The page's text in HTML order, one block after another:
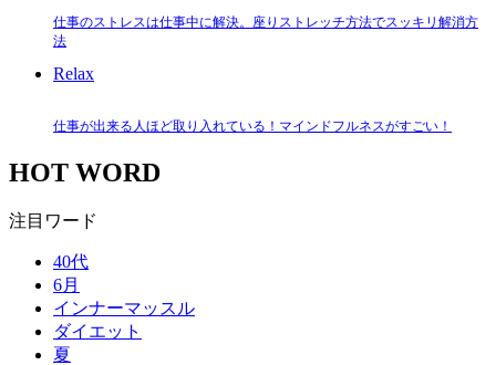
仕事のストレスは仕事中に解決。座りストレッチ方法でスッキリ解消方
法
Relax
仕事が出来る人ほど取り入れている！マインドフルネスがすごい！
HOT WORD
注目ワード
40代
6月
インナーマッスル
ダイエット
夏